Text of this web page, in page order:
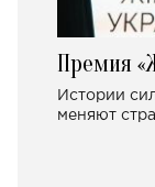
Премия
Истории
меняют